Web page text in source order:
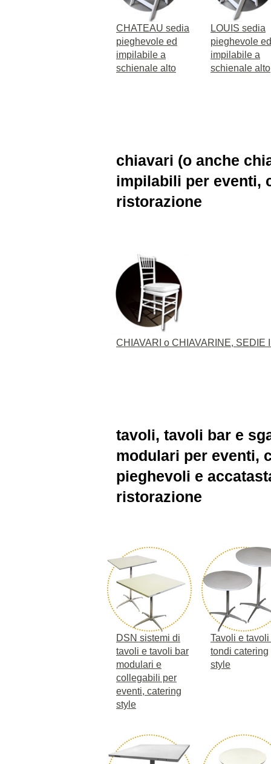
CHATEAU sedia
pieghevole ed
impilabile a
schienale alto
LOUIS sedia
pieghevole ed
impilabile a
schienale alto
chiavari (o anche
impilabili per eventi,
ristorazione
CHIAVARI o CHIAVARINE, SEDIE
tavoli, tavoli bar e
modulari per eventi,
pieghevoli e
ristorazione
DSN sistemi di
tavoli e tavoli bar
modulari e
collegabili per
eventi, catering
style
Tavoli e tavoli
tondi catering
style